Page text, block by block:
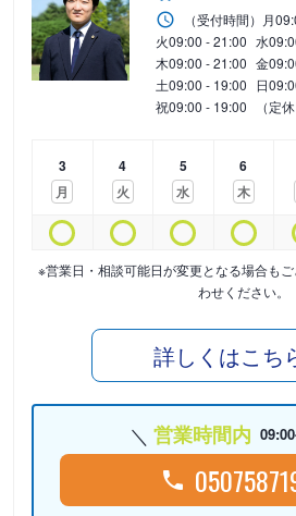
（受付時間） 月
火09:00 - 21:00 水
木09:00 - 21:00 金
土09:00 - 19:00 日
祝09:00 - 19:00 （定
3
月
4
火
5
水
6
木
※営業日・相談可能日が変更となる場合も
わせください。
詳しくはこち
営業時間内